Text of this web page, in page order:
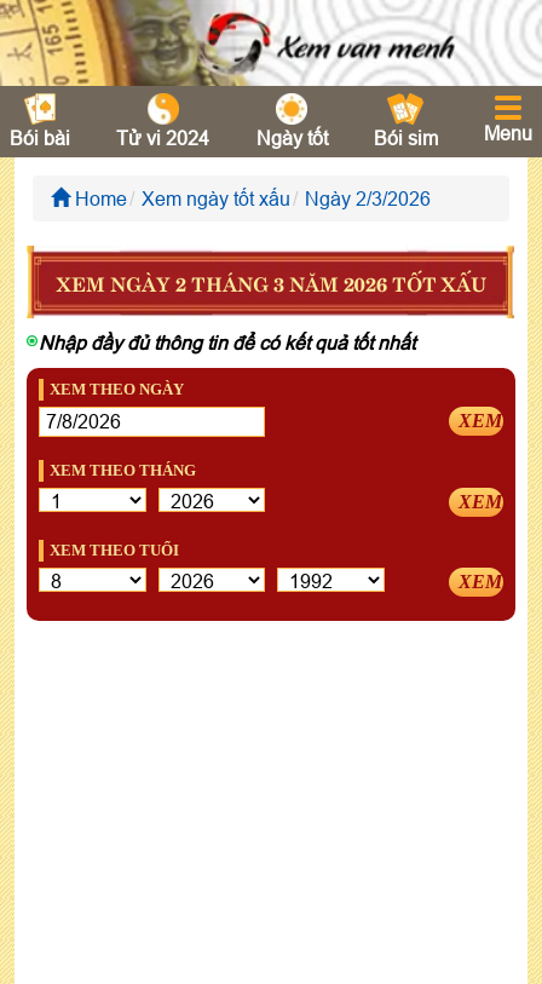
Bói bài Tử vi 2024 Ngày tốt Bói sim Menu
Home Xem ngày tốt xấu Ngày 2/3/2026
XEM NGÀY 2 THÁNG 3 NĂM 2026 TỐT XẤU
Nhập đầy đủ thông tin để có kết quả tốt nhất
XEM THEO NGÀY
XEM
XEM THEO THÁNG
XEM
XEM THEO TUỔI
XEM